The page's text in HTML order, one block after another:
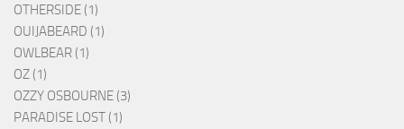
OTHERSIDE (1)
OUIJABEARD (1)
OWLBEAR (1)
OZ (1)
OZZY OSBOURNE (3)
PARADISE LOST (1)